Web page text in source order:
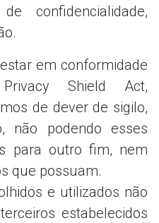
confidencialidade,
em conformidade
Shield Act,
de dever de sigilo,
não podendo esses
para outro fim, nem
que possuam.
e utilizados não
estabelecidos